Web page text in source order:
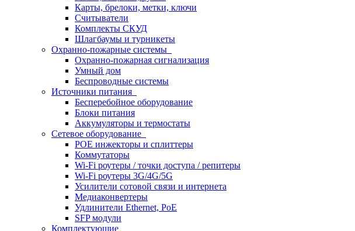
Карты, брелоки, метки, ключи
Считыватели
Комплекты СКУД
Шлагбаумы и турникеты
Охранно-пожарные системы
Охранно-пожарная сигнализация
Умный дом
Беспроводные системы
Источники питания
Бесперебойное оборудование
Блоки питания
Аккумуляторы и термостаты
Сетевое оборудование
POE инжекторы и сплиттеры
Коммутаторы
Wi-Fi роутеры / точки доступа / репитеры
Wi-Fi роутеры 3G/4G/5G
Усилители сотовой связи и интернета
Медиаконвертеры
Удлинители Ethernet, PoE
SFP модули
Комплектующие